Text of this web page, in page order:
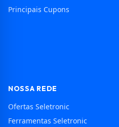
Principais Cupons
NOSSA REDE
Ofertas Seletronic
Ferramentas Seletronic